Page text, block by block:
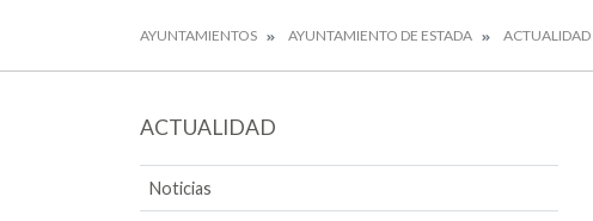
AYUNTAMIENTOS AYUNTAMIENTO DE ESTADA ACTUALIDAD
ACTUALIDAD
Noticias